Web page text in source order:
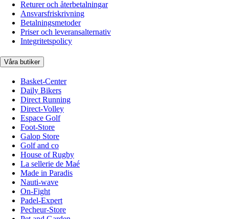
Returer och återbetalningar
Ansvarsfriskrivning
Betalningsmetoder
Priser och leveransalternativ
Integritetspolicy
Våra butiker
Basket-Center
Daily Bikers
Direct Running
Direct-Volley
Espace Golf
Foot-Store
Galop Store
Golf and co
House of Rugby
La sellerie de Maé
Made in Paradis
Nauti-wave
On-Fight
Padel-Expert
Pecheur-Store